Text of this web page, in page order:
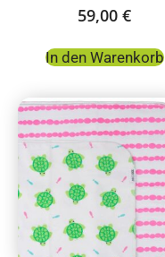
59,00 €
In den Warenkorb